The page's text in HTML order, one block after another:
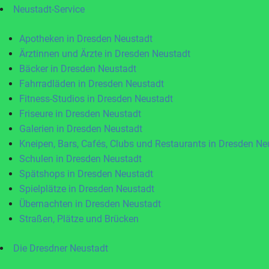
Neustadt-Service
Apotheken in Dresden Neustadt
Ärztinnen und Ärzte in Dresden Neustadt
Bäcker in Dresden Neustadt
Fahrradläden in Dresden Neustadt
Fitness-Studios in Dresden Neustadt
Friseure in Dresden Neustadt
Galerien in Dresden Neustadt
Kneipen, Bars, Cafés, Clubs und Restaurants in Dresden
Schulen in Dresden Neustadt
Spätshops in Dresden Neustadt
Spielplätze in Dresden Neustadt
Übernachten in Dresden Neustadt
Straßen, Plätze und Brücken
Die Dresdner Neustadt